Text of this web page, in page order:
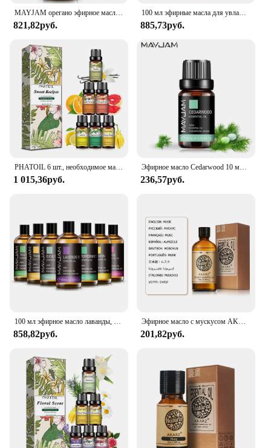
MAYJAM орегано эфирное масло ароматы нероли Helichrysum Copaiba куркума свимятная версия 2024 Новое ароматическое масло
821,82руб.
100 мл эфирные масла для увлажнителя, Ароматический диффузор, свечи для изготовления ароматического масла лаванды, эвкалипта, розы, имбиря, Лемонграсса
885,73руб.
PHATOIL 6 шт., необходимое масло-10 мл, перечная мята, апельсин, грейпфрут, иланг, иланг, ванильное ароматическое масло для распылителя свечи, сделай сам
1 015,36руб.
Эфирное масло Cedarwood 10 мл, чистые натуральные эфирные масла, ароматическое масло с диффузором из ветерии цитронеллы иланга
236,57руб.
100 мл эфирное масло лаванды, чистые натуральные эфирные масла для помощи во время сна, расслабляющий диффузор, ароматическое масло, роза, бергамот, Ylang Ylang
858,82руб.
Эфирное масло с мускусом AKARZ, натуральная ароматерапия, снятие нервного баланса, настроения, уход за телом и лицом, Мускусное масло
201,82руб.